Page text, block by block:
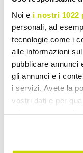
Noi e i nostri 1022
personali, ad
tecnologie come i
alle informazioni
pubblicare annunci
gli annunci e i
i servizi. Avete la
vostri dati e per
modificare o
momento dalla